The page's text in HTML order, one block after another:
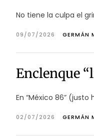
No tiene la culpa el
09/07/2026 GERMÁN
Enclenque
En “México 86”
02/07/2026 GERMÁN